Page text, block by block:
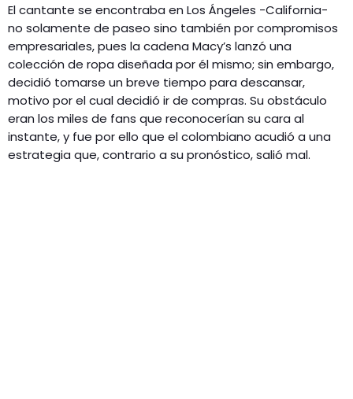
El cantante se encontraba en Los Ángeles -California-
no solamente de paseo sino también por compromisos
empresariales, pues la cadena Macy’s lanzó una
colección de ropa diseñada por él mismo; sin embargo,
decidió tomarse un breve tiempo para descansar,
motivo por el cual decidió ir de compras. Su obstáculo
eran los miles de fans que reconocerían su cara al
instante, y fue por ello que el colombiano acudió a una
estrategia que, contrario a su pronóstico, salió mal.